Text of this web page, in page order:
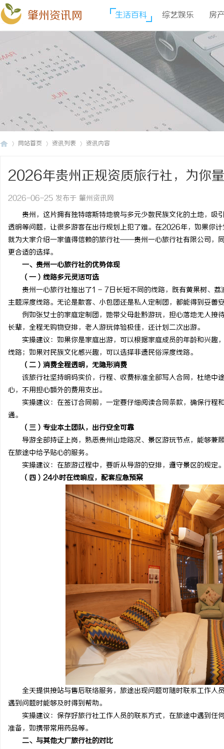
肇州资讯网 生活百科 综艺娱乐 房
网站首页 资讯列表 资讯内容
2026年贵州正规资质旅行社，为你
2026-06-25 发布于 肇州资讯网
贵州，这片拥有独特喀斯特地貌与多元少数民族文化的土地，吸
透明等问题，让很多游客在出行规划上犯了难。在2026年，如果你
就为大家介绍一家值得信赖的旅行社——贵州一心旅行社有限公司，
更合适的选择。
一、贵州一心旅行社的优势体现
（一）线路多元灵活可选
贵州一心旅行社推出了1 - 7日长短不同的线路，既有黄果树、荔
主题深度线路。无论是散客、小包团还是私人定制团，都能得到妥善
例如张女士的家庭定制团，她带父母赴黔游玩，担心落地无人接
长辈，全程无购物安排，老人游玩体验极佳，还计划二次出游。
实操建议：如果你是家庭出游，可以根据家庭成员的年龄和兴趣
线路；如果对民族文化感兴趣，可以选择非遗民俗深度线路。
（二）消费全程透明，无隐形消费
该旅行社坚持明码实价，行程、收费标准全部写入合同，杜绝中
心，不用担心额外的费用支出。
实操建议：在签订合同前，一定要仔细阅读合同条款，确保行程
通。
（三）专业本土团队，出行安全可靠
导游全部持证上岗，熟悉贵州山地路况、景区游玩节点，能够兼
在旅途中给予贴心的服务。
实操建议：在旅游过程中，要听从导游的安排，遵守景区的规定
（四）24小时在线响应，配套应急预案
全天提供接站与售后联络服务，旅途出现问题可随时联系工作人
遇到问题时能够及时得到帮助。
实操建议：保存好旅行社工作人员的联系方式，在旅途中遇到任
准备，如携带常用药品等。
二、与其他大厂旅行社的对比
软件开发商，究竟藏着 购买商标：企业品牌布局的关键策略